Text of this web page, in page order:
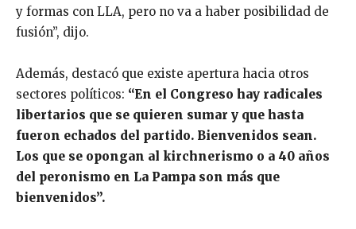
y formas con LLA, pero no va a haber posibilidad de
fusión”, dijo.
Además, destacó que existe apertura hacia otros
sectores políticos: “En el Congreso hay radicales
libertarios que se quieren sumar y que hasta
fueron echados del partido. Bienvenidos sean.
Los que se opongan al kirchnerismo o a 40 años
del peronismo en La Pampa son más que
bienvenidos”.